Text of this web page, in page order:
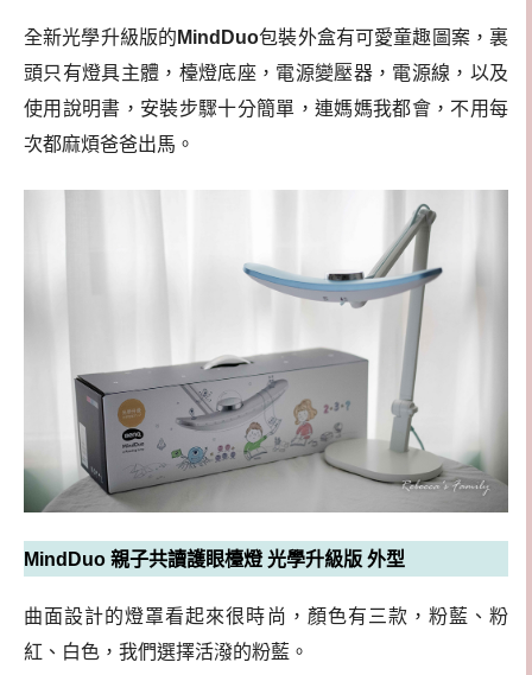
全新光學升級版的 MindDuo包裝外盒有可愛童趣圖案，裏
頭只有燈具主體，檯燈底座，電源變壓器，電源線，以及
使用說明書，安裝步驟十分簡單，連媽媽我都會，不用每
次都麻煩爸爸出馬。
MindDuo 親子共讀護眼檯燈 光學升級版 外型
曲面設計的燈罩看起來很時尚，顏色有三款，粉藍、粉
紅、白色，我們選擇活潑的粉藍。